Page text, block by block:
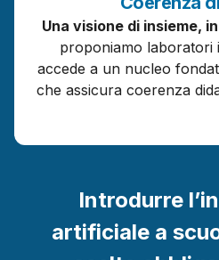
Una visione di insieme,
proponiamo laboratori
accede a un nucleo
che assicura coerenza
Introdurre
artificiale a